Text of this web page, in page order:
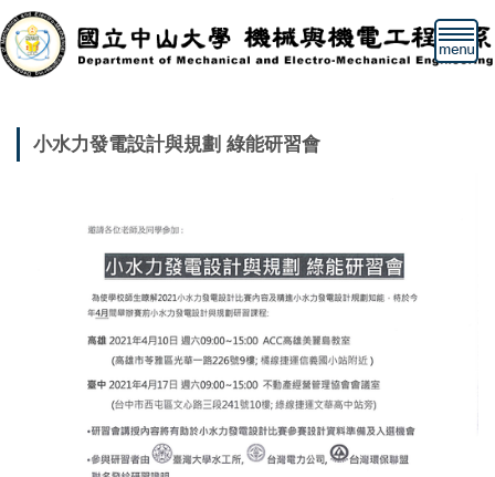
跳
到
主
區
小水力發電設計與規劃 綠能研習會